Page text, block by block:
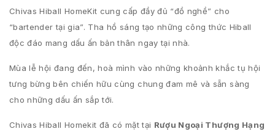
Chivas Hiball HomeKit cung cấp đầy đủ “đồ nghề” cho
“bartender tại gia”. Tha hồ sáng tạo những công thức Hiball
độc đáo mang dấu ấn bản thân ngay tại nhà.
Mùa lễ hội đang đến, hoà mình vào những khoảnh khắc tụ hội
tưng bừng bên chiến hữu cùng chung đam mê và sẵn sàng
cho những dấu ấn sắp tới.
Chivas Hiball Homekit đã có mặt tại Rượu Ngoại Thượng Hạng